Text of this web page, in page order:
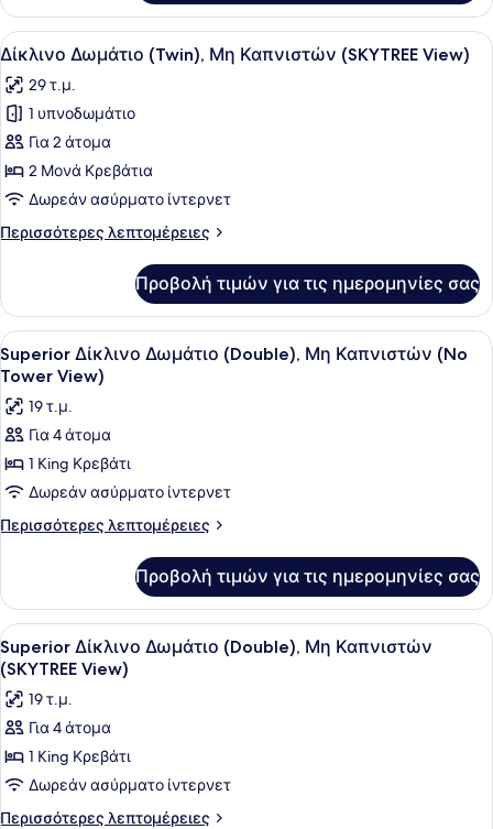
Δωμάτιο,
Μη
Καπνιστών
View)
Προβολή
όλων
των
φωτογραφιών
για
Δίκλινο
Δωμάτιο
(Twin),
Μη
View)
Ένα δωμάτιο ξενοδοχείου με δύο
4
Δίκλινο Δωμάτιο (Twin), Μη Καπνιστών (SKYTREE View)
29 τ.μ.
1 υπνοδωμάτιο
Για 2 άτομα
2 Μονά Κρεβάτια
Δωρεάν ασύρματο ίντερνετ
Περισσότερες λεπτομέρειες
Περισσότερες
Δωμάτιο
(Twin),
Μη
Καπνιστών
View)
Προβολή τιμών για τις ημερομηνίες σας
Προβολή
όλων
των
φωτογραφιών
για
Superior
Δίκλινο
Δωμάτιο
Καπνιστών
(No
Tower
View)
Superior Δίκλινο Δωμάτιο
7
Superior Δίκλινο Δωμάτιο (Double), Μη Καπνιστών (No
Tower View)
19 τ.μ.
Για 4 άτομα
1 King Κρεβάτι
Δωρεάν ασύρματο ίντερνετ
Περισσότερες λεπτομέρειες
Περισσότερες
Δίκλινο
Δωμάτιο
(Double),
Μη
Καπνιστών
(No
Tower
Προβολή τιμών για τις ημερομηνίες σας
Προβολή
όλων
των
φωτογραφιών
για
Superior
Δίκλινο
Δωμάτιο
Ένα δωμάτιο ξενοδοχείου με ένα
4
Superior Δίκλινο Δωμάτιο (Double), Μη Καπνιστών
(SKYTREE View)
19 τ.μ.
Για 4 άτομα
1 King Κρεβάτι
Δωρεάν ασύρματο ίντερνετ
Περισσότερες λεπτομέρειες
Περισσότερες